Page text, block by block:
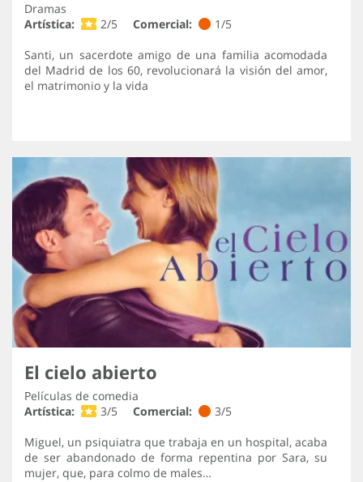
Dramas
Artística:
2/5 Comercial:
1/5
Santi, un sacerdote amigo de una familia acomodada
del Madrid de los 60, revolucionará la visión del amor,
el matrimonio y la vida
El cielo abierto
Películas de comedia
Artística:
3/5 Comercial:
3/5
Miguel, un psiquiatra que trabaja en un hospital, acaba
de ser abandonado de forma repentina por Sara, su
mujer, que, para colmo de males…